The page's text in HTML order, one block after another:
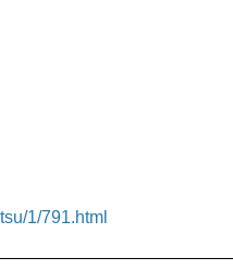
1/791.html